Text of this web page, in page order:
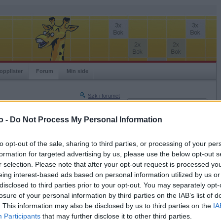
- Do Not Process My Personal Information
opt-out of the sale, sharing to third parties, or processing of your
for targeted advertising by us, please use the below opt-out
selection. Please note that after your opt-out request is processed
interest-based ads based on personal information utilized by us
to third parties prior to your opt-out. You may separately
of your personal information by third parties on the IAB’s list of
This information may also be disclosed by us to third parties on the
Participants that may further disclose it to other third parties.
Forum Min side
Søk i forumet
2018-05-11 19:33
om neste gang?:)
Brukernavn
Logg inn
Glemt ditt passord?
Få ny aktiveringslenke